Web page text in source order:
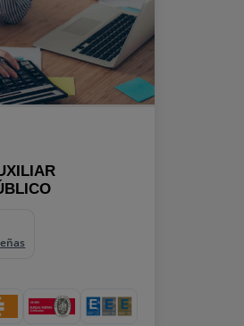
Sevilla Tarragona
Vigo Zaragoza